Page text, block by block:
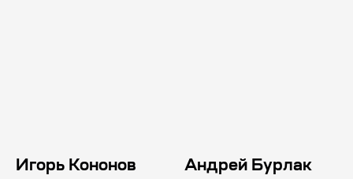
Игорь Кононов Андрей Бурлак